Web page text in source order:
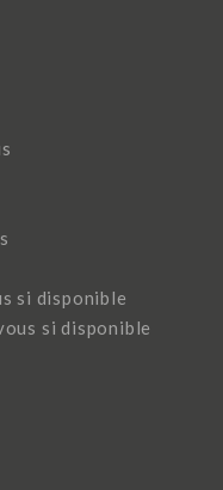
si disponible
si disponible